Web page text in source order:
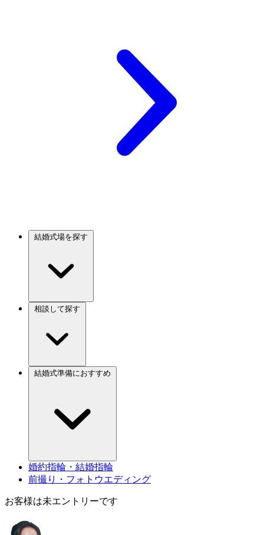
婚約指輪・結婚指輪
前撮り・フォトウエディング
お客様は未エントリーです